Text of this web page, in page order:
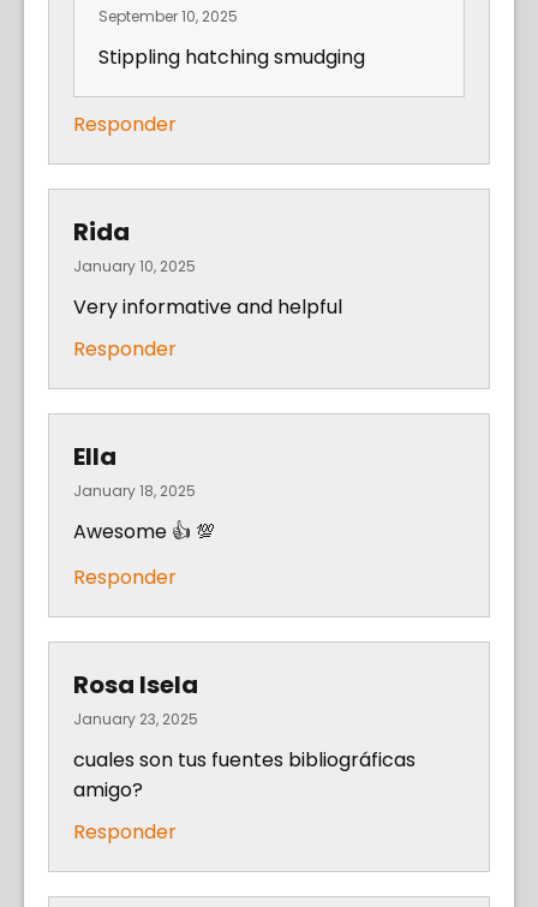
September 10, 2025
Stippling hatching smudging
Responder
Rida
January 10, 2025
Very informative and helpful
Responder
Ella
January 18, 2025
Awesome 👍 💯
Responder
Rosa Isela
January 23, 2025
cuales son tus fuentes bibliográficas
amigo?
Responder